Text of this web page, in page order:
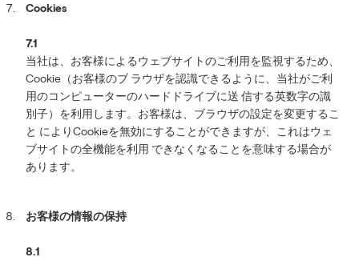
Cookies
7.1
当社は、お客様によるウェブサイトのご利用を監視するため、
Cookie（お客様のブ ラウザを認識できるように、当社がご利
用のコンピューターのハードドライブに送 信する英数字の識
別子）を利用します。お客様は、ブラウザの設定を変更するこ
と によりCookieを無効にすることができますが、これはウェ
ブサイトの全機能を利用 できなくなることを意味する場合が
あります。
お客様の情報の保持
8.1